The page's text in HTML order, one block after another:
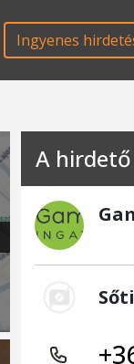
Ingyenes
A